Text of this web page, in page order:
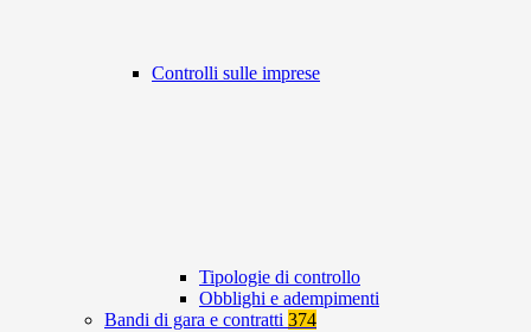
Controlli sulle imprese
Tipologie di controllo
Obblighi e adempimenti
Bandi di gara e contratti 374